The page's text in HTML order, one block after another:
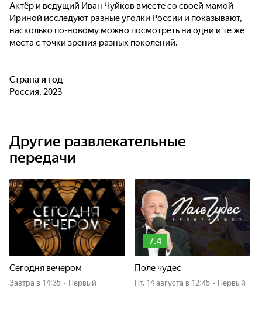
Актёр и ведущий Иван Чуйков вместе со своей мамой
Ириной исследуют разные уголки России и показывают,
насколько по-новому можно посмотреть на одни и те же
места с точки зрения разных поколений.
Страна и год
Россия, 2023
Другие развлекательные
передачи
Сегодня вечером
Завтра в 14:35 • Первый
7.4
Поле чудес
пт, 14 августа в 12:45 • Первый